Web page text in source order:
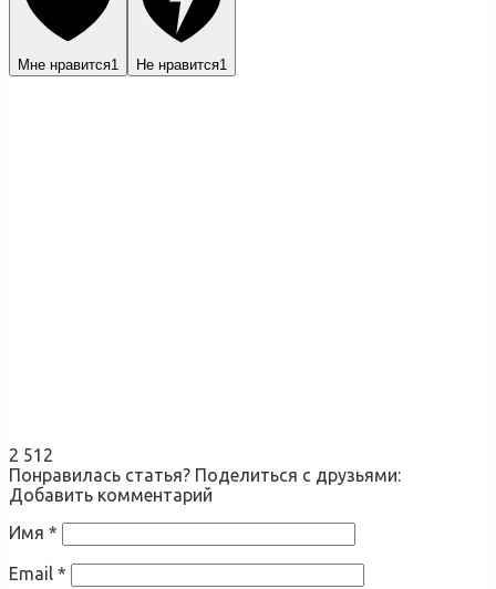
Мне нравится1 Не нравится1
2 512
Понравилась статья? Поделиться с друзьями:
Добавить комментарий
Имя *
Email *